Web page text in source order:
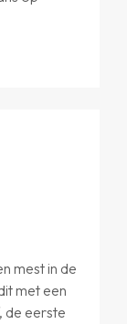
mest in de
met een
de eerste